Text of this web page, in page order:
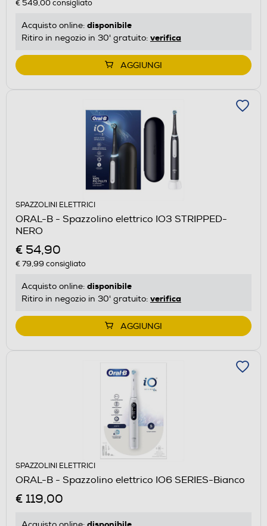
€ 549,00consigliato
Acquisto online: disponibile
Ritiro in negozio in 30' gratuito: verifica
AGGIUNGI
SPAZZOLINI ELETTRICI
ORAL-B - Spazzolino elettrico IO3 STRIPPED-
NERO
€ 54,90
€ 79,99 consigliato
Acquisto online: disponibile
Ritiro in negozio in 30' gratuito: verifica
AGGIUNGI
SPAZZOLINI ELETTRICI
ORAL-B - Spazzolino elettrico IO6 SERIES-Bianco
€ 119,00